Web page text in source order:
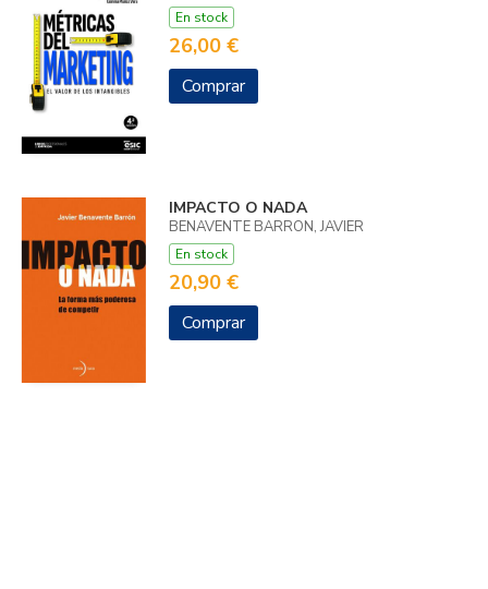
En stock
26,00 €
Comprar
IMPACTO O NADA
BENAVENTE BARRON, JAVIER
En stock
20,90 €
Comprar